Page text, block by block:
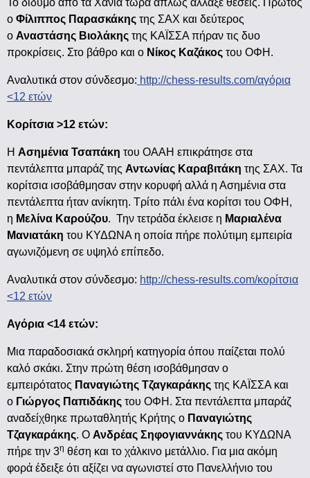
Το δίδυμο από τα Χανιά τώρα απλώς άλλαξε θέσεις. Πρώτος
ο Φίλιππος Παρασκάκης της ΣΑΧ και δεύτερος
ο Αναστάσης Βιολάκης της ΚΑΪΣΣΑ πήραν τις δυο
προκρίσεις. Στο βάθρο και ο Νίκος Καζάκος του ΟΦΗ.
Αναλυτικά στον σύνδεσμο: http://chess-results.com/αγόρια
<12 ετών
Κορίτσια >12 ετών:
Η Ασημένια Τσαπάκη του ΟΑΑΗ επικράτησε στα
πεντάλεπτα μπαράζ της Αντωνίας Καραβιτάκη της ΣΑΧ. Τα
κορίτσια ισοβάθμησαν στην κορυφή αλλά η Ασημένια στα
πεντάλεπτα ήταν ανίκητη. Τρίτο πάλι ένα κορίτσι του ΟΦΗ,
η Μελίνα Καρούζου. Την τετράδα έκλεισε η Μαριαλένα
Μανιατάκη του ΚΥΔΩΝΑ η οποία πήρε πολύτιμη εμπειρία
αγωνιζόμενη σε υψηλό επίπεδο.
Αναλυτικά στον σύνδεσμο: http://chess-results.com/κορίτσια
<12 ετών
Αγόρια <14 ετών:
Μια παραδοσιακά σκληρή κατηγορία όπου παίζεται πολύ
καλό σκάκι. Στην πρώτη θέση ισοβάθμησαν ο
εμπειρότατος Παναγιώτης Τζαγκαράκης της ΚΑΪΣΣΑ και
ο Γιώργος Παπιδάκης του ΟΦΗ. Στα πεντάλεπτα μπαράζ
αναδείχθηκε πρωταθλητής Κρήτης ο Παναγιώτης
Τζαγκαράκης. Ο Ανδρέας Σηφογιαννάκης του ΚΥΔΩΝΑ
πήρε την 3η θέση και το χάλκινο μετάλλιο. Για μια ακόμη
φορά έδειξε ότι αξίζει να αγωνιστεί στο Πανελλήνιο του